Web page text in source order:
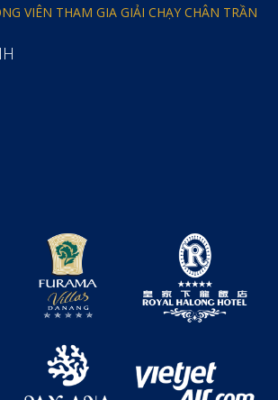
VIÊN THAM GIA GIẢI CHẠY CHÂN TRẦN